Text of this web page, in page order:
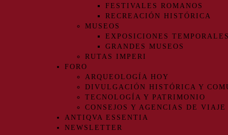
FESTIVALES ROMANOS
RECREACIÓN HISTÓRICA
MUSEOS
EXPOSICIONES TEMPORALES
GRANDES MUSEOS
RUTAS IMPERI
FORO
ARQUEOLOGÍA HOY
DIVULGACIÓN HISTÓRICA Y
TECNOLOGÍA Y PATRIMONIO
CONSEJOS Y AGENCIAS DE VIAJE
ANTIQVA ESSENTIA
NEWSLETTER